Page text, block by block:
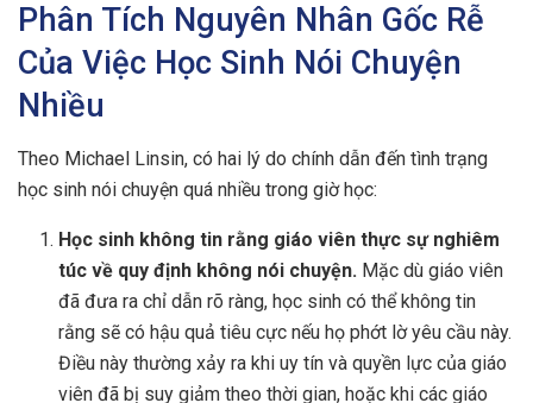
Phân Tích Nguyên Nhân Gốc Rễ
Của Việc Học Sinh Nói Chuyện
Nhiều
Theo Michael Linsin, có hai lý do chính dẫn đến tình trạng
học sinh nói chuyện quá nhiều trong giờ học:
Học sinh không tin rằng giáo viên thực sự nghiêm
túc về quy định không nói chuyện. Mặc dù giáo viên
đã đưa ra chỉ dẫn rõ ràng, học sinh có thể không tin
rằng sẽ có hậu quả tiêu cực nếu họ phớt lờ yêu cầu này.
Điều này thường xảy ra khi uy tín và quyền lực của giáo
viên đã bị suy giảm theo thời gian, hoặc khi các giáo